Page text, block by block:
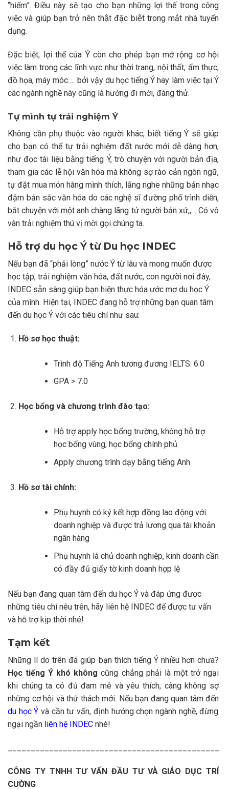
“hiếm”. Điều này sẽ tạo cho bạn những lợi thế trong công
việc và giúp bạn trở nên thật đặc biệt trong mắt nhà tuyển
dụng.
Đặc biệt, lợi thế của Ý còn cho phép bạn mở rộng cơ hội
việc làm trong các lĩnh vực như thời trang, nội thất, ẩm thực,
đồ họa, máy móc…. bởi vậy du học tiếng Ý hay làm việc tại Ý
các ngành nghề này cũng là hướng đi mới, đáng thử.
Tự mình tự trải nghiệm Ý
Không cần phụ thuộc vào người khác, biết tiếng Ý sẽ giúp
cho bạn có thể tự trải nghiệm đất nước mới dễ dàng hơn,
như đọc tài liệu bằng tiếng Ý, trò chuyện với người bản địa,
tham gia các lễ hội văn hóa mà không sợ rào cản ngôn ngữ,
tự đặt mua món hàng mình thích, lắng nghe những bản nhạc
đậm bản sắc văn hóa do các nghệ sĩ đường phố trình diễn,
bắt chuyện với một anh chàng lãng tử người bản xứ,,… Có vô
vàn trải nghiệm thú vị mời gọi chúng ta.
Hỗ trợ du học Ý từ Du học INDEC
Nếu bạn đã “phải lòng” nước Ý từ lâu và mong muốn được
học tập, trải nghiệm văn hóa, đất nước, con người nơi đây,
INDEC sẵn sàng giúp bạn hiện thực hóa ước mơ du học Ý
của mình. Hiện tại, INDEC đang hỗ trợ những bạn quan tâm
đến du học Ý với các tiêu chí như sau:
Hồ sơ học thuật:
Trình độ Tiếng Anh tương đương IELTS: 6.0
GPA > 7.0
Học bổng và chương trình đào tạo:
Hỗ trợ apply học bổng trường, không hỗ trợ
học bổng vùng, học bổng chính phủ
Apply chương trình dạy bằng tiếng Anh
Hồ sơ tài chính:
Phụ huynh có ký kết hợp đồng lao động với
doanh nghiệp và được trả lương qua tài khoản
ngân hàng
Phụ huynh là chủ doanh nghiệp, kinh doanh cần
có đầy đủ giấy tờ kinh doanh hợp lệ
Nếu bạn đang quan tâm đến du học Ý và đáp ứng được
những tiêu chí nêu trên, hãy liên hệ INDEC để được tư vấn
và hỗ trợ kịp thời nhé!
Tạm kết
Những lí do trên đã giúp bạn thích tiếng Ý nhiều hơn chưa?
Học tiếng Ý khó không cũng chẳng phải là một trở ngại
khi chúng ta có đủ đam mê và yêu thích, càng không sợ
những cơ hội và thử thách mới. Nếu bạn đang quan tâm đến
du học Ý và cần tư vấn, định hướng chọn ngành nghề, đừng
ngại ngần liên hệ INDEC nhé!
CÔNG TY TNHH TƯ VẤN ĐẦU TƯ VÀ GIÁO DỤC TRÍ
CƯỜNG